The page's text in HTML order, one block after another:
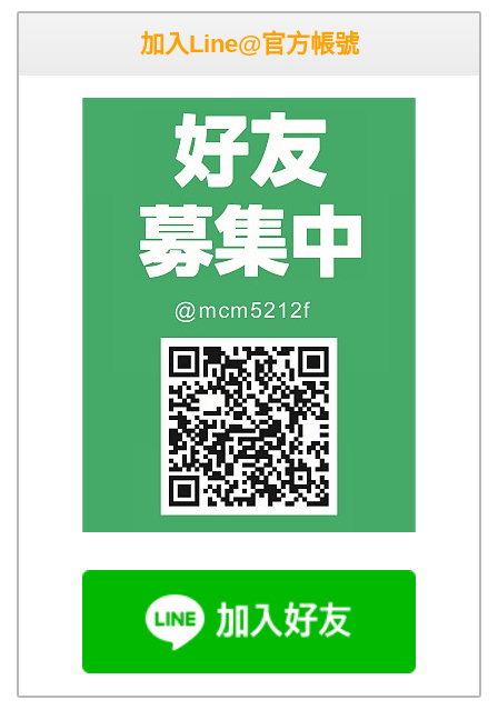
加入Line@官方帳號